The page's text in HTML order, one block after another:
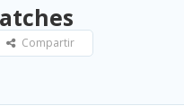
Compartir